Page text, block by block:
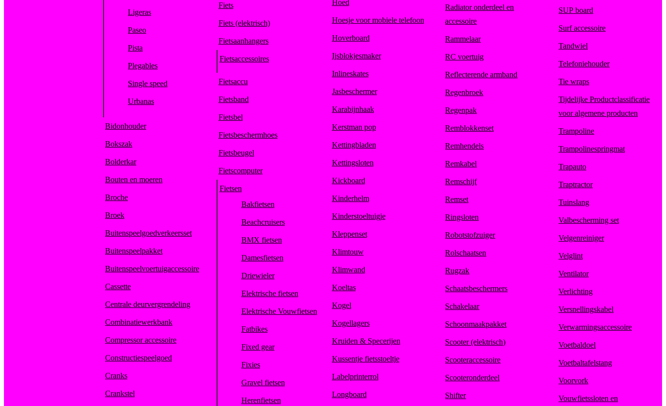
Ligeras
Paseo
Pista
Plegables
Single speed
Urbanas
Bidonhouder
Bokszak
Bolderkar
Bouten en moeren
Broche
Broek
Buitenspeelgoedverkeersset
Buitenspeelpakket
Buitenspeelvoertuigaccessoire
Cassette
Centrale deurvergrendeling
Combinatiewerkbank
Compressor accessoire
Constructiespeelgoed
Cranks
Crankstel
Fiets
Fiets (elektrisch)
Fietsaanhangers
Fietsaccessoires
Fietsaccu
Fietsband
Fietsbel
Fietsbeschermhoes
Fietsbeugel
Fietscomputer
Fietsen
Bakfietsen
Beachcruisers
BMX fietsen
Damesfietsen
Driewieler
Elektrische fietsen
Elektrische Vouwfietsen
Fatbikes
Fixed gear
Fixies
Gravel fietsen
Herenfietsen
Hoed
Hoesje voor mobiele telefoon
Hoverboard
Ijsblokjesmaker
Inlineskates
Jasbeschermer
Karabijnhaak
Kerstman pop
Kettingbladen
Kettingsloten
Kickboard
Kinderhelm
Kinderstoeltuigje
Kleppenset
Klimtouw
Klimwand
Koeltas
Kogel
Kogellagers
Kruiden & Specerijen
Kussentje fietsstoeltje
Labelprinterrol
Longboard
Radiator onderdeel en
accessoire
Rammelaar
RC voertuig
Reflecterende armband
Regenbroek
Regenpak
Remblokkenset
Remhendels
Remkabel
Remschijf
Remset
Ringsloten
Robotstofzuiger
Rolschaatsen
Rugzak
Schaatsbeschermers
Schakelaar
Schoonmaakpakket
Scooter (elektrisch)
Scooteraccessoire
Scooteronderdeel
Shifter
SUP board
Surf accessoire
Tandwiel
Telefoniehouder
Tie wraps
Tijdelijke Productclassificatie
voor algemene producten
Trampoline
Trampolinespringmat
Trapauto
Traptractor
Tuinslang
Valbescherming set
Velgenreiniger
Velglint
Ventilator
Verlichting
Versnellingskabel
Verwarmingsaccessoire
Voetbaldoel
Voetbaltafelstang
Voorvork
Vouwfietssloten en